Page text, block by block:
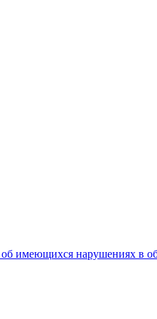
имеющихся нарушениях в